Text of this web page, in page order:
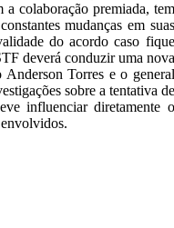
colaboração premiada, tem
mudanças em suas
do acordo caso fique
deverá conduzir uma nova
Anderson Torres e o general
sobre a tentativa de
influenciar diretamente o